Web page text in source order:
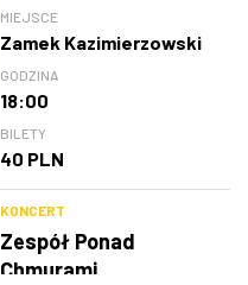
MIEJSCE
Zamek Kazimierzowski
GODZINA
18:00
BILETY
40 PLN
KONCERT
Zespół Ponad
Chmurami